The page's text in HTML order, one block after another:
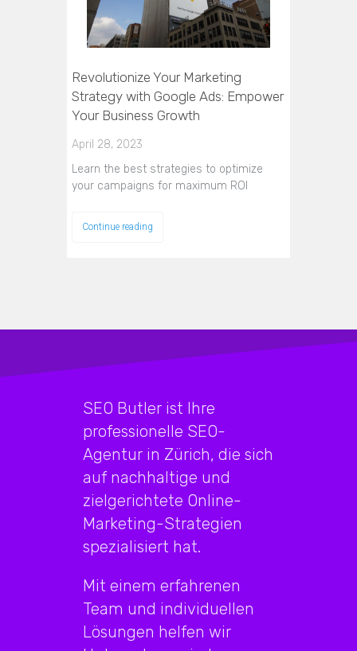
Revolutionize Your Marketing
Strategy with Google Ads: Empower
Your Business Growth
April 28, 2023
Learn the best strategies to optimize
your campaigns for maximum ROI
Continue reading
SEO Butler ist Ihre
professionelle SEO-
Agentur in Zürich, die sich
auf nachhaltige und
zielgerichtete Online-
Marketing-Strategien
spezialisiert hat.
Mit einem erfahrenen
Team und individuellen
Lösungen helfen wir